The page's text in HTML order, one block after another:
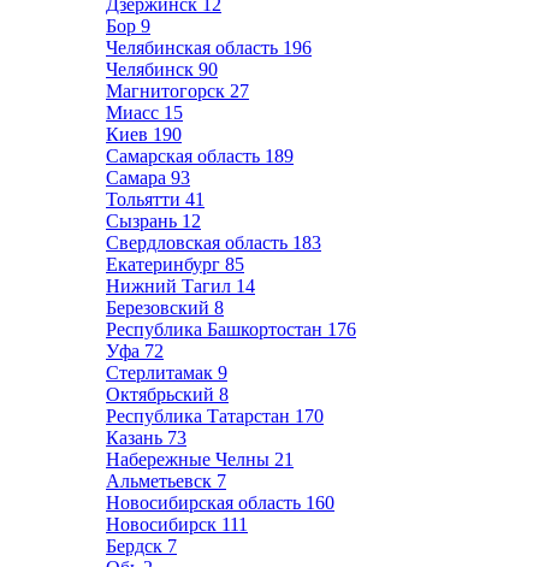
Дзержинск 12
Бор 9
Челябинская область 196
Челябинск 90
Магнитогорск 27
Миасс 15
Киев 190
Самарская область 189
Самара 93
Тольятти 41
Сызрань 12
Свердловская область 183
Екатеринбург 85
Нижний Тагил 14
Березовский 8
Республика Башкортостан 176
Уфа 72
Стерлитамак 9
Октябрьский 8
Республика Татарстан 170
Казань 73
Набережные Челны 21
Альметьевск 7
Новосибирская область 160
Новосибирск 111
Бердск 7